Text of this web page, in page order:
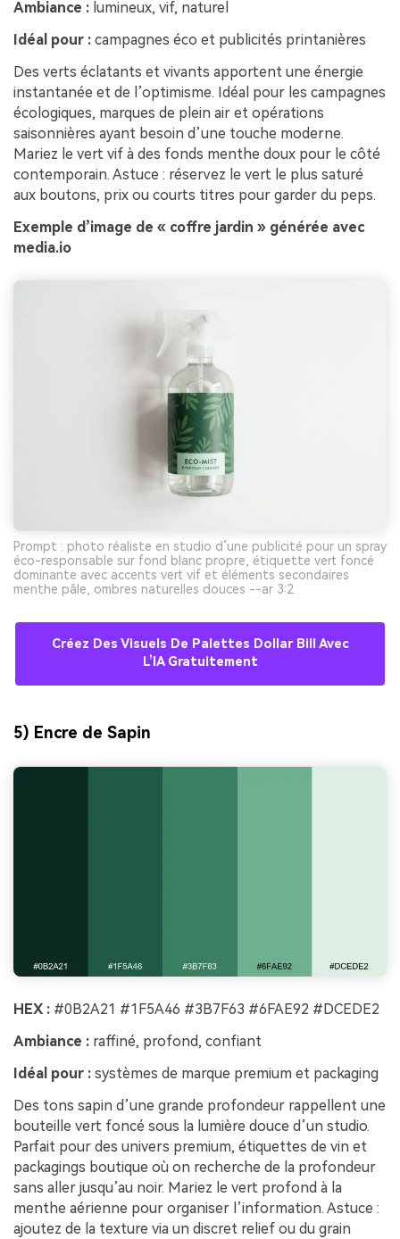
Ambiance : lumineux, vif, naturel
Idéal pour : campagnes éco et publicités printanières
Des verts éclatants et vivants apportent une énergie
instantanée et de l’optimisme. Idéal pour les campagnes
écologiques, marques de plein air et opérations
saisonnières ayant besoin d’une touche moderne.
Mariez le vert vif à des fonds menthe doux pour le côté
contemporain. Astuce : réservez le vert le plus saturé
aux boutons, prix ou courts titres pour garder du peps.
Exemple d’image de « coffre jardin » générée avec
media.io
Prompt : photo réaliste en studio d’une publicité pour un spray
éco-responsable sur fond blanc propre, étiquette vert foncé
dominante avec accents vert vif et éléments secondaires
menthe pâle, ombres naturelles douces --ar 3:2
Créez Des Visuels De Palettes Dollar Bill Avec
L’IA Gratuitement
5) Encre de Sapin
HEX : #0B2A21 #1F5A46 #3B7F63 #6FAE92 #DCEDE2
Ambiance : raffiné, profond, confiant
Idéal pour : systèmes de marque premium et packaging
Des tons sapin d’une grande profondeur rappellent une
bouteille vert foncé sous la lumière douce d’un studio.
Parfait pour des univers premium, étiquettes de vin et
packagings boutique où on recherche de la profondeur
sans aller jusqu’au noir. Mariez le vert profond à la
menthe aérienne pour organiser l’information. Astuce :
ajoutez de la texture via un discret relief ou du grain